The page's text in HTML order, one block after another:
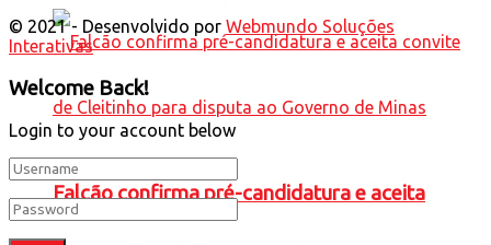
Falcão confirma pré-candidatura e aceita
© 2021 - Desenvolvido por Webmundo Soluções
Interativas
Welcome Back!
Login to your account below